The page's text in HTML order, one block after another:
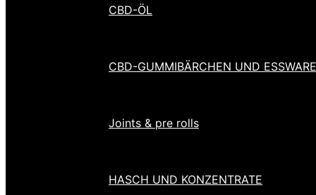
CBD-ÖL
CBD-GUMMIBÄRCHEN UND
Joints & pre rolls
HASCH UND KONZENTRATE